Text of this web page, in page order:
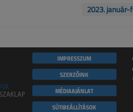
2023.
IMPRESSZUM
SZERZŐINK
MÉDIAAJÁNLAT
SÜTIBEÁLLÍTÁSOK